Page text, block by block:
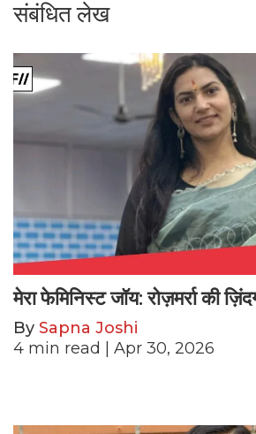
संबंधित लेख
मेरा फेमिनिस्ट जॉय: रोज़मर्रा की
By Sapna Joshi
4 min read | Apr 30, 2026